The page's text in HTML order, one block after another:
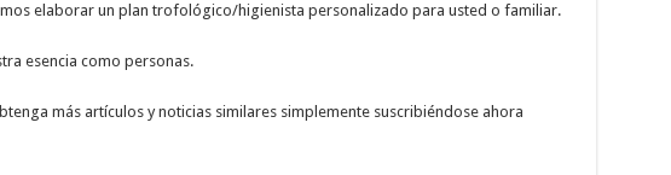
elaborar un plan trofológico/higienista personalizado para usted o familiar.
esencia como personas.
más artículos y noticias similares simplemente suscribiéndose ahora